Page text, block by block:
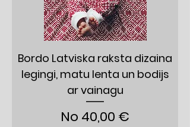
Bordo Latviska raksta dizaina
legingi, matu lenta un bodijs
ar vainagu
No 40,00 €
Izpārdošanas cena